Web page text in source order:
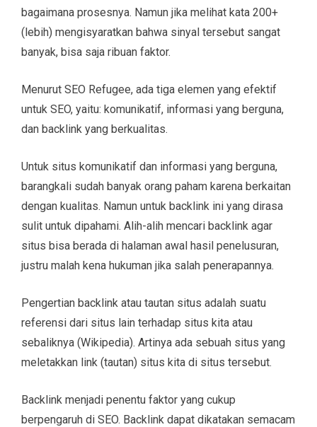
bagaimana prosesnya. Namun jika melihat kata 200+
(lebih) mengisyaratkan bahwa sinyal tersebut sangat
banyak, bisa saja ribuan faktor.
Menurut SEO Refugee, ada tiga elemen yang efektif
untuk SEO, yaitu: komunikatif, informasi yang berguna,
dan backlink yang berkualitas.
Untuk situs komunikatif dan informasi yang berguna,
barangkali sudah banyak orang paham karena berkaitan
dengan kualitas. Namun untuk backlink ini yang dirasa
sulit untuk dipahami. Alih-alih mencari backlink agar
situs bisa berada di halaman awal hasil penelusuran,
justru malah kena hukuman jika salah penerapannya.
Pengertian backlink atau tautan situs adalah suatu
referensi dari situs lain terhadap situs kita atau
sebaliknya (Wikipedia). Artinya ada sebuah situs yang
meletakkan link (tautan) situs kita di situs tersebut.
Backlink menjadi penentu faktor yang cukup
berpengaruh di SEO. Backlink dapat dikatakan semacam